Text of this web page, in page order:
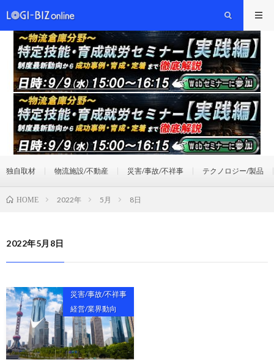
独自取材 物流施設/不動産 災害/事故/不祥事 テクノロジー/製品
HOME 2022年 5月 8日
2022年5月8日
災害/事故/不祥事
経営/業界動向